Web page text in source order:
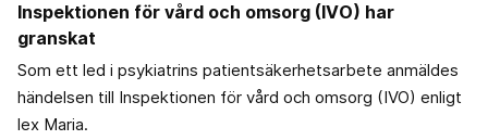
Inspektionen för vård och omsorg (IVO) har
granskat
Som ett led i psykiatrins patientsäkerhetsarbete anmäldes
händelsen till Inspektionen för vård och omsorg (IVO) enligt
lex Maria.